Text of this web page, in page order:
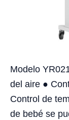
Modelo
del aire ●
Control de
de bebé se